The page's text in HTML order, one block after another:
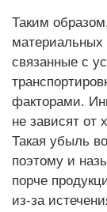
Таким
связанные с
факторами.
не зависят от
Такая убыль
поэтому и
порче
из-за